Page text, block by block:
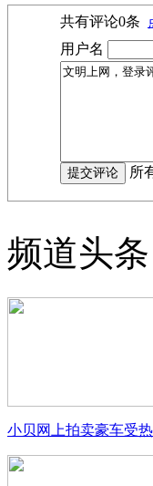
共有评论0条
用户名
所
频道头条
小贝网上拍卖豪车受